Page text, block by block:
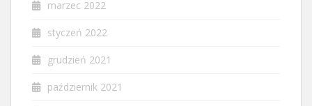
marzec 2022
styczeń 2022
grudzień 2021
październik 2021